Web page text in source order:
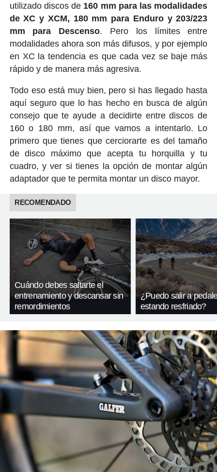
utilizado discos de 160 mm para las modalidades
de XC y XCM, 180 mm para Enduro y 203/223
mm para Descenso. Pero los límites entre
modalidades ahora son más difusos, y por ejemplo
en XC la tendencia es que cada vez se baje más
rápido y de manera más agresiva.
Todo eso está muy bien, pero si has llegado hasta
aquí seguro que lo has hecho en busca de algún
consejo que te ayude a decidirte entre discos de
160 o 180 mm, así que vamos a intentarlo. Lo
primero que tienes que cerciorarte es del tamaño
de disco máximo que acepta tu horquilla y tu
cuadro, y ver si tienes la opción de montar algún
adaptador que te permita montar un disco mayor.
RECOMENDADO
Cuándo debes saltarte el
entrenamiento y descansar sin
remordimientos
¿Puedo salir a
estando resfriado?